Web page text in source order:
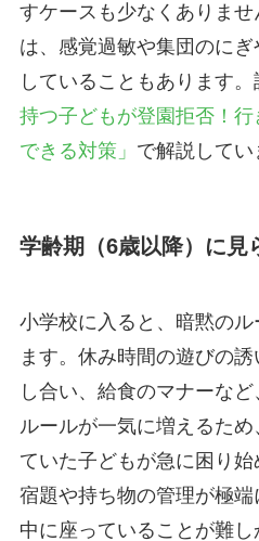
すケースも少なくありま
は、感覚過敏や集団のに
していることもあります
持つ子どもが登園拒否！
できる対策」 で解説してい
学齢期（6歳以降）に見
小学校に入ると、暗黙の
ます。休み時間の遊びの
し合い、給食のマナーな
ルールが一気に増えるた
ていた子どもが急に困り始
宿題や持ち物の管理が極
中に座っていることが難